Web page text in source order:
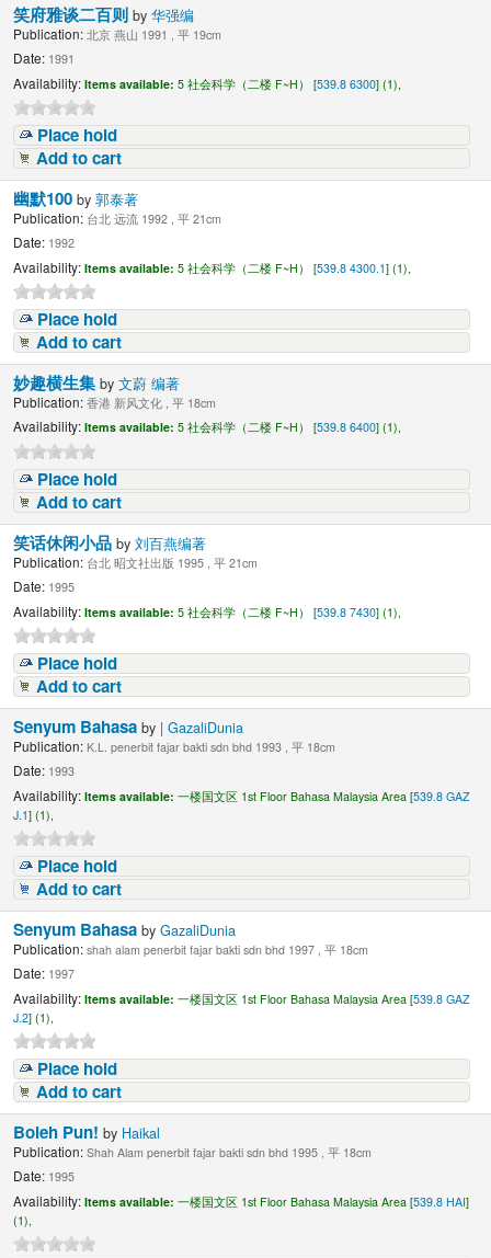
笑府雅谈二百则by华强编
Publication: 北京 燕山 1991 , 平 19cm
Date: 1991
Availability: Items available: 5 社会科学（二楼 F~H） [539.8 6300] (1),
Place hold
Add to cart
幽默100by郭泰著
Publication: 台北 远流 1992 , 平 21cm
Date: 1992
Availability: Items available: 5 社会科学（二楼 F~H） [539.8 4300.1] (1),
Place hold
Add to cart
妙趣横生集by文蔚 编著
Publication: 香港 新风文化 , 平 18cm
Availability: Items available: 5 社会科学（二楼 F~H） [539.8 6400] (1),
Place hold
Add to cart
笑话休闲小品by刘百燕编著
Publication: 台北 昭文社出版 1995 , 平 21cm
Date: 1995
Availability: Items available: 5 社会科学（二楼 F~H） [539.8 7430] (1),
Place hold
Add to cart
Senyum Bahasaby | GazaliDunia
Publication: K.L. penerbit fajar bakti sdn bhd 1993 , 平 18cm
Date: 1993
Availability: Items available: 一楼国文区 1st Floor Bahasa Malaysia Area [539.8 GAZ
J.1] (1),
Place hold
Add to cart
Senyum BahasabyGazaliDunia
Publication: shah alam penerbit fajar bakti sdn bhd 1997 , 平 18cm
Date: 1997
Availability: Items available: 一楼国文区 1st Floor Bahasa Malaysia Area [539.8 GAZ
J.2] (1),
Place hold
Add to cart
Boleh Pun!by Haikal
Publication: Shah Alam penerbit fajar bakti sdn bhd 1995 , 平 18cm
Date: 1995
Availability: Items available: 一楼国文区 1st Floor Bahasa Malaysia Area [539.8 HAI]
(1),